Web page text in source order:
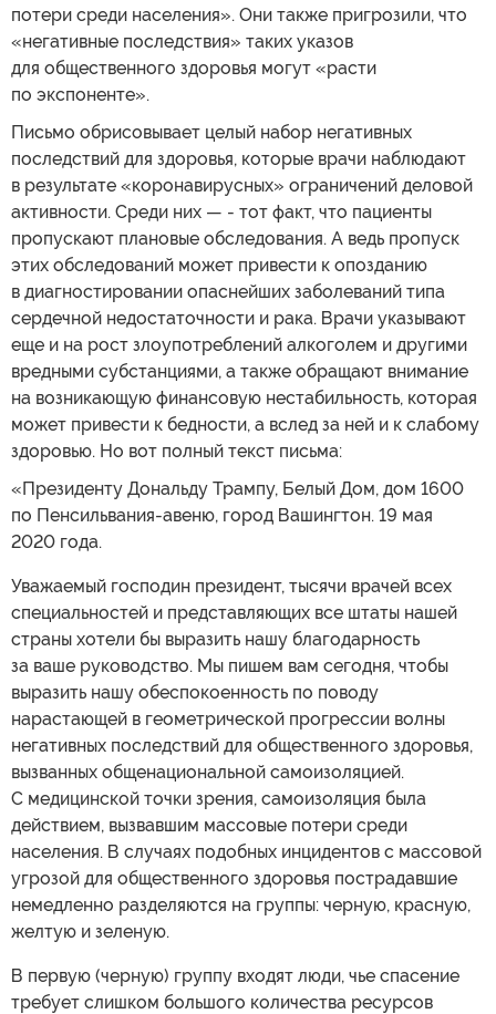
потери среди населения». Они также пригрозили, что
«негативные последствия» таких указов
для общественного здоровья могут «расти
по экспоненте».
Письмо обрисовывает целый набор негативных
последствий для здоровья, которые врачи наблюдают
в результате «коронавирусных» ограничений деловой
активности. Среди них — - тот факт, что пациенты
пропускают плановые обследования. А ведь пропуск
этих обследований может привести к опозданию
в диагностировании опаснейших заболеваний типа
сердечной недостаточности и рака. Врачи указывают
еще и на рост злоупотреблений алкоголем и другими
вредными субстанциями, а также обращают внимание
на возникающую финансовую нестабильность, которая
может привести к бедности, а вслед за ней и к слабому
здоровью. Но вот полный текст письма:
«Президенту Дональду Трампу, Белый Дом, дом 1600
по Пенсильвания-авеню, город Вашингтон. 19 мая
2020 года.
Уважаемый господин президент, тысячи врачей всех
специальностей и представляющих все штаты нашей
страны хотели бы выразить нашу благодарность
за ваше руководство. Мы пишем вам сегодня, чтобы
выразить нашу обеспокоенность по поводу
нарастающей в геометрической прогрессии волны
негативных последствий для общественного здоровья,
вызванных общенациональной самоизоляцией.
С медицинской точки зрения, самоизоляция была
действием, вызвавшим массовые потери среди
населения. В случаях подобных инцидентов с массовой
угрозой для общественного здоровья пострадавшие
немедленно разделяются на группы: черную, красную,
желтую и зеленую.
В первую (черную) группу входят люди, чье спасение
требует слишком большого количества ресурсов